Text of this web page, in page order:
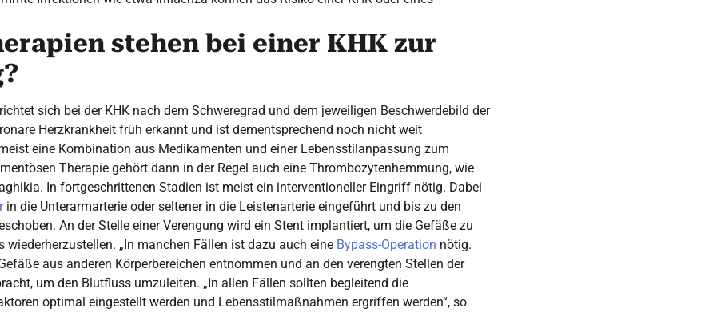
stehen bei einer KHK zur
sich bei der KHK nach dem Schweregrad und dem jeweiligen Beschwerdebild der
Herzkrankheit früh erkannt und ist dementsprechend noch nicht weit
eine Kombination aus Medikamenten und einer Lebensstilanpassung zum
Therapie gehört dann in der Regel auch eine Thrombozytenhemmung, wie
In fortgeschrittenen Stadien ist meist ein interventioneller Eingriff nötig. Dabei
in die Unterarmarterie oder seltener in die Leistenarterie eingeführt und bis zu den
An der Stelle einer Verengung wird ein Stent implantiert, um die Gefäße zu
wiederherzustellen. „In manchen Fällen ist dazu auch eine Bypass-Operation nötig.
aus anderen Körperbereichen entnommen und an den verengten Stellen der
um den Blutfluss umzuleiten. „In allen Fällen sollten begleitend die
optimal eingestellt werden und Lebensstilmaßnahmen ergriffen werden“, so